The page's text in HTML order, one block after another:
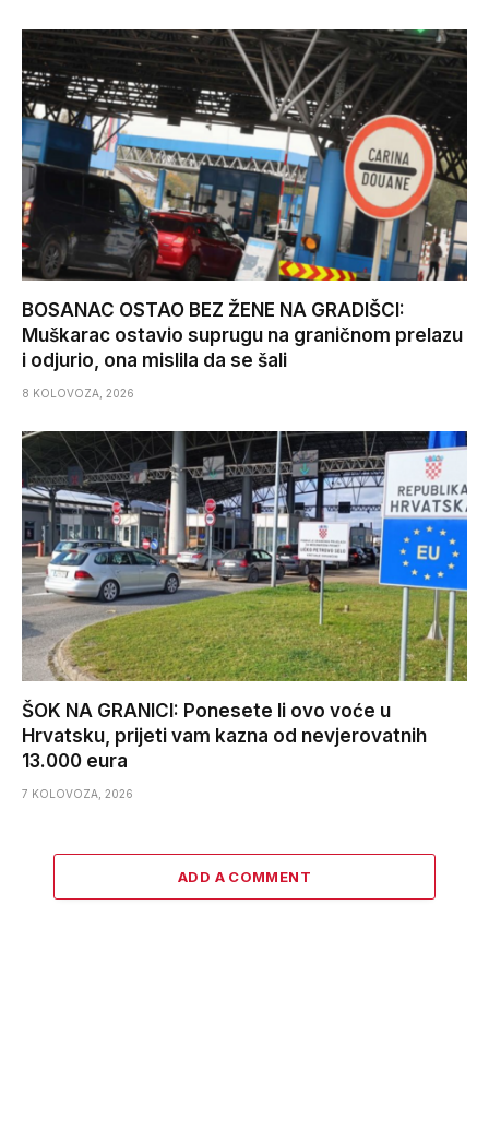
BOSANAC OSTAO BEZ ŽENE NA GRADIŠCI:
Muškarac ostavio suprugu na graničnom prelazu
i odjurio, ona mislila da se šali
8 KOLOVOZA, 2026
ŠOK NA GRANICI: Ponesete li ovo voće u
Hrvatsku, prijeti vam kazna od nevjerovatnih
13.000 eura
7 KOLOVOZA, 2026
ADD A COMMENT